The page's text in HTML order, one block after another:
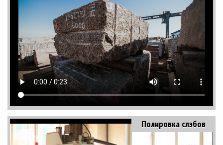
Полировка слэбов